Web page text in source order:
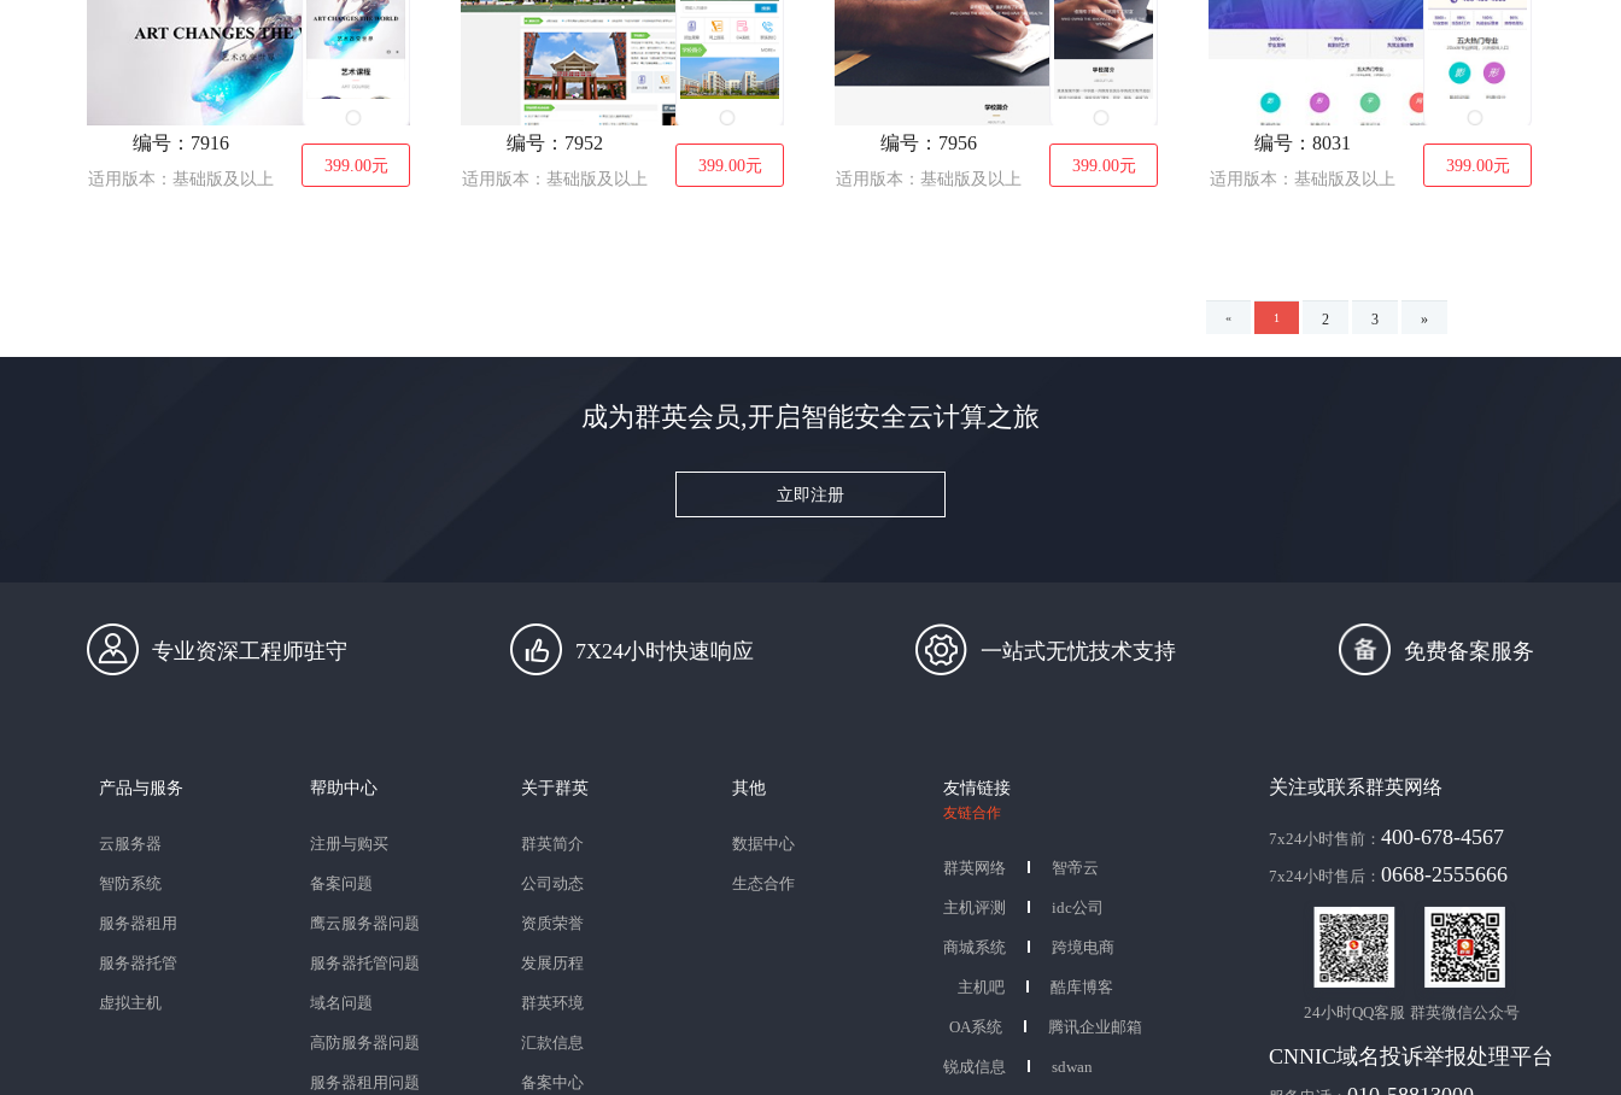
编号：7916
适用版本：基础版及以上
399.00元
编号：7952
适用版本：基础版及以上
399.00元
编号：7956
适用版本：基础版及以上
399.00元
编号：8031
适用版本：基础版及以上
399.00元
« 1 2 3 »
成为群英会员,开启智能安全云计算之旅
立即注册
专业资深工程师驻守 7X24小时快速响应 一站式无忧技术支持 免费备案服务
产品与服务
云服务器
智防系统
服务器租用
服务器托管
虚拟主机
帮助中心
注册与购买
备案问题
鹰云服务器问题
服务器托管问题
域名问题
高防服务器问题
服务器租用问题
关于群英
群英简介
公司动态
资质荣誉
发展历程
群英环境
汇款信息
备案中心
其他
数据中心
生态合作
友情链接
友链合作
群英网络
智帝云
主机评测
idc公司
商城系统
跨境电商
主机吧
酷库博客
OA系统
腾讯企业邮箱
锐成信息
sdwan
关注或联系群英网络
7x24小时售前： 400-678-4567
7x24小时售后： 0668-2555666
24小时QQ客服 群英微信公众号
CNNIC域名投诉举报处理平台